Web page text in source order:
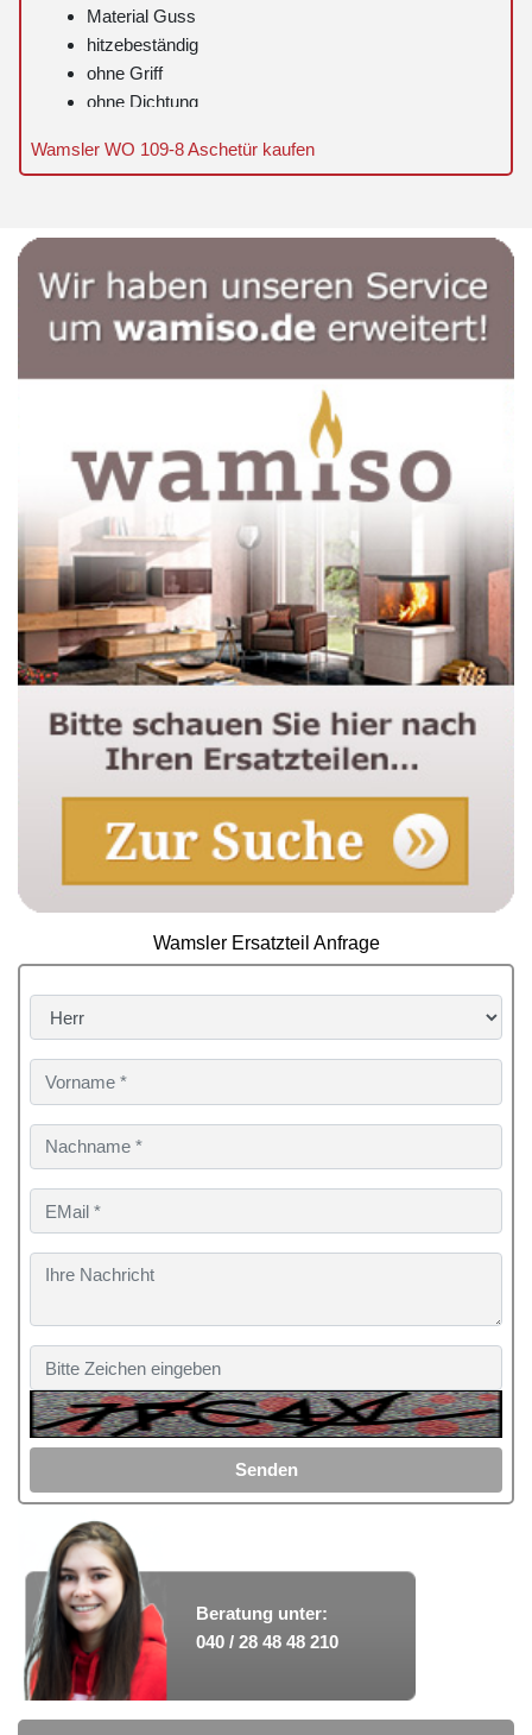
Material Guss
hitzebeständig
ohne Griff
ohne Dichtung
Wamsler WO 109-8 Aschetür kaufen
Wamsler Ersatzteil Anfrage
Senden
Beratung unter:
040 / 28 48 48 210